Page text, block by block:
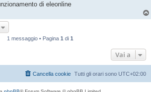
di eleonline
1 messaggio • Pagina 1 di 1
Vai a
Tutti gli orari sono UTC+02:00
Cancella cookie